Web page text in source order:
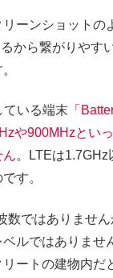
ーンショットの
から繋がりやす
ている端末 「
や900MHzとい
ん。LTEは1.7GHz
す。
数ではありませ
ルではありませ
ートの建物内だ